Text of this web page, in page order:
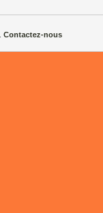
Contactez-nous